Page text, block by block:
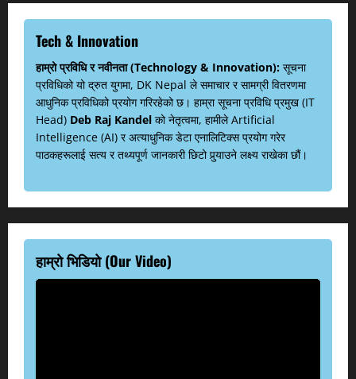
Tech & Innovation
हाम्रो प्रविधि र नवीनता (Technology & Innovation): सूचना
प्रविधिको यो द्रुत युगमा, DK Nepal ले समाचार र सामग्री वितरणमा
आधुनिक प्रविधिको प्रयोग गरिरहेको छ। हाम्रा सूचना प्रविधि प्रमुख (IT
Head) Deb Raj Kandel को नेतृत्वमा, हामीले Artificial
Intelligence (AI) र अत्याधुनिक डेटा एनालिटिक्स प्रयोग गरेर
पाठकहरूलाई सत्य र तथ्यपूर्ण जानकारी छिटो पुर्‍याउने लक्ष्य राखेका छौं।
हाम्रो भिडियो (Our Video)